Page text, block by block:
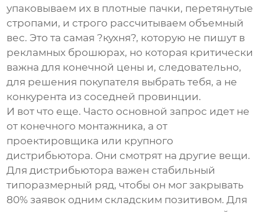
упаковываем их в плотные пачки, перетянутые
стропами, и строго рассчитываем объемный
вес. Это та самая ?кухня?, которую не пишут в
рекламных брошюрах, но которая критически
важна для конечной цены и, следовательно,
для решения покупателя выбрать тебя, а не
конкурента из соседней провинции.
И вот что еще. Часто основной запрос идет не
от конечного монтажника, а от
проектировщика или крупного
дистрибьютора. Они смотрят на другие вещи.
Для дистрибьютора важен стабильный
типоразмерный ряд, чтобы он мог закрывать
80% заявок одним складским позитивом. Для